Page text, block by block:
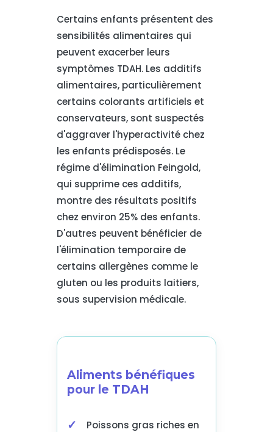
Certains enfants présentent des
sensibilités alimentaires qui
peuvent exacerber leurs
symptômes TDAH. Les additifs
alimentaires, particulièrement
certains colorants artificiels et
conservateurs, sont suspectés
d'aggraver l'hyperactivité chez
les enfants prédisposés. Le
régime d'élimination Feingold,
qui supprime ces additifs,
montre des résultats positifs
chez environ 25% des enfants.
D'autres peuvent bénéficier de
l'élimination temporaire de
certains allergènes comme le
gluten ou les produits laitiers,
sous supervision médicale.
Aliments bénéfiques
pour le TDAH
Poissons gras riches en